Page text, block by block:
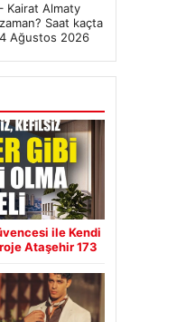
Kairat Almaty
Saat kaçta
Ağustos 2026
ile Kendi
Ataşehir 173